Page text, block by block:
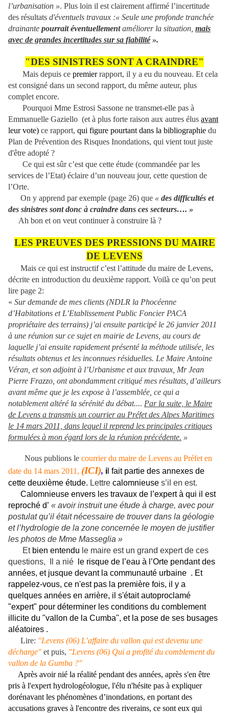
l’urbanisation ». Plus loin il est clairement affirmé l’incertitude
des résultats d'éventuels travaux :« Seule une profonde tranchée
drainante pourrait éventuellement améliorer la situation, mais
avec de grandes incertitudes sur sa fiabilité».
"DES SINISTRES SONT A CRAINDRE"
Mais depuis ce premierrapport, il y a eu du nouveau. Et cela
est consigné dans un second rapport, du même auteur, plus
complet encore.
Pourquoi Mme Estrosi Sassone ne transmet-elle pas à
Emmanuelle Gaziello (et à plus forte raison aux autres élus avant
leur vote) ce rapport, qui figure pourtant dans la bibliographie du
Plan de Prévention des Risques Inondations, qui vient tout juste
d'être adopté ?
Ce qui est sûr c’est que cette étude (commandée par les
services de l’Etat) éclaire d’un nouveau jour, cette question de
l’Orte.
On y apprend par exemple (page 26) que « des difficultés et
des sinistres sont donc à craindre dans ces secteurs…. »
Ah bon et on veut continuer à construire là ?
LES PREUVES DES PRESSIONS DU MAIRE
DE LEVENS
Mais ce qui est instructif c’est l’attitude du maire de Levens,
décrite en introduction du deuxième rapport. Voilà ce qu’on peut
lire page 2:
« Sur demande de mes clients (NDLR la Phocéenne
d’Habitations et L’Etablissement Public Foncier PACA
propriétaire des terrains) j’ai ensuite participé le 26 janvier 2011
à une réunion sur ce sujet en mairie de Levens, au cours de
laquelle j’ai ensuite rapidement présenté la méthode utilisée, les
résultats obtenus et les inconnues résiduelles. Le Maire Antoine
Véran, et son adjoint à l’Urbanisme et aux travaux, Mr Jean
Pierre Frazzo, ont abondamment critiqué mes résultats, d’ailleurs
avant même que je les expose à l’assemblée, ce qui a
notablement altéré la sérénité du débat.... Par la suite, le Maire
de Levens a transmis un courrier au Préfet des Alpes Maritimes
le 14 mars 2011, dans lequel il reprend les principales critiques
formulées à mon égard lors de la réunion précédente. »
Nous publions le courrier du maire de Levens au Préfet en
date du 14 mars 2011, (ICI), i l fait partie des annexes de
cette deuxième étude. Lettre calomnieuse s’il en est.
Calomnieuse envers les travaux de l’expert à qui il est
reproché d’ « avoir instruit une étude à charge, avec pour
postulat qu’il était nécessaire de trouver dans la géologie
et l’hydrologie de la zone concernée le moyen de justifier
les photos de Mme Masseglia »
Et bien entendu le maire est un grand expert de ces
questions, Il a nié
le risque de l’eau à l’Orte pendant des
années, et jusque devant la communauté urbaine . Et
rappelez-vous, ce n'est pas la première fois, il y a
quelques années en arrière, il s'était autoproclamé
"expert" pour déterminer les conditions du comblement
illicite du "vallon de la Cumba", et la pose de ses busages
aléatoires .
Lire: "Levens (06) L’affaire du vallon qui est devenu une
décharge" et puis, "Levens (06) Qui a profité du comblement du
vallon de la Gumba ?"
Après avoir nié la réalité pendant des années, après s'en être
pris à l'expert hydrologéologue, l'élu n'hésite pas à expliquer
dorénavant les phénomènes d’inondations, en portant des
accusations graves à l'encontre des riverains, ce sont eux qui